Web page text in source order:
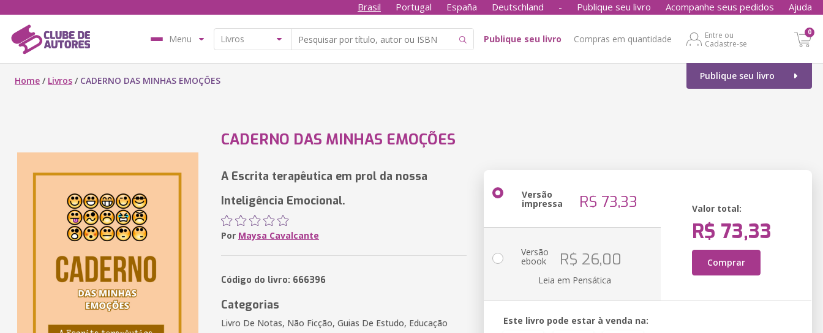
Brasil Portugal España Deutschland - Publique seu livro Acompanhe seus pedidos Ajuda
Menu Publique seu livro Compras em quantidade
Entre ou
Cadastre-se
0
Publique seu livro
Home / Livros / CADERNO DAS MINHAS EMOÇÕES
CADERNO DAS MINHAS EMOÇÕES
A Escrita terapêutica em prol da nossa
Inteligência Emocional.
Por Maysa Cavalcante
Código do livro: 666396
Categorias
Livro De Notas, Não Ficção, Guias De Estudo, Educação
Versão
impressa R$ 73,33 Valor total:
R$ 73,33
Comprar
Versão
ebook R$ 26,00
Leia em Pensática
Este livro pode estar à venda na: